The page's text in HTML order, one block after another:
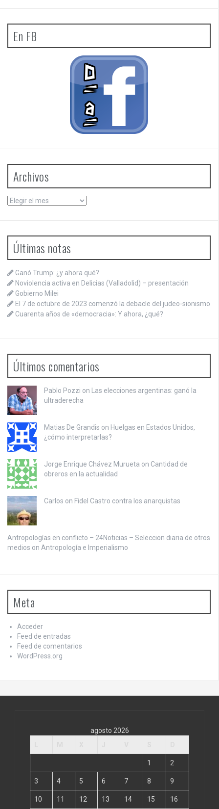
En FB
Archivos
Archivos
Últimas notas
Ganó Trump: ¿y ahora qué?
Noviolencia activa en Delicias (Valladolid) – presentación
Gobierno Milei
El 7 de octubre de 2023 comenzó la debacle del judeo-sionismo
Cuarenta años de «democracia»: Y ahora, ¿qué?
Últimos comentarios
Pablo Pozzi on
Las elecciones argentinas: ganó la
ultraderecha
Matias De Grandis on Huelgas en Estados Unidos,
¿cómo interpretarlas?
Jorge Enrique Chávez Murueta on Cantidad de
obreros en la actualidad
Carlos on Fidel Castro contra los anarquistas
Antropologías en conflicto – 24Noticias – Seleccion diaria de otros
medios on Antropología e Imperialismo
Meta
Acceder
Feed de entradas
Feed de comentarios
WordPress.org
agosto 2026
1 2
3 4 5 6 7 8 9
10 11 12 13 14 15 16